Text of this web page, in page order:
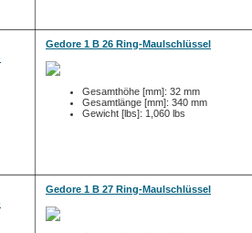
Gedore 1 B 26 Ring-Maulschlüssel
Gesamthöhe [mm]: 32 mm
Gesamtlänge [mm]: 340 mm
Gewicht [lbs]: 1,060 lbs
Gedore 1 B 27 Ring-Maulschlüssel